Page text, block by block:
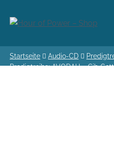
Startseite Audio-CD
Predigtreihe: AVODAH – Gib